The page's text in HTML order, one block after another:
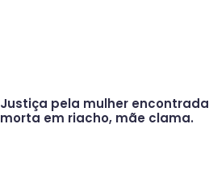
Justiça pela mulher encontrada
morta em riacho, mãe clama.